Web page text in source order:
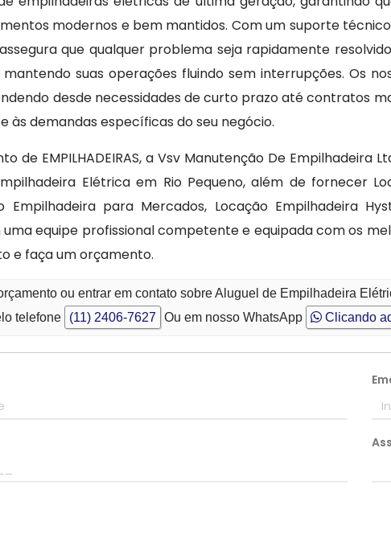
modernos e bem mantidos. Com um suporte técnico
assegura que qualquer problema seja rapidamente
suas operações fluindo sem interrupções. Os
desde necessidades de curto prazo até contratos
às demandas específicas do seu negócio.
de EMPILHADEIRAS, a Vsv Manutenção De
Elétrica em Rio Pequeno, além de fornecer
Empilhadeira para Mercados, Locação Empilhadeira
equipe profissional competente e equipada com os
e faça um orçamento.
ou entrar em contato sobre Aluguel de Empilhadeira
telefone
(11) 2406-7627 Ou em nosso WhatsApp Clicando